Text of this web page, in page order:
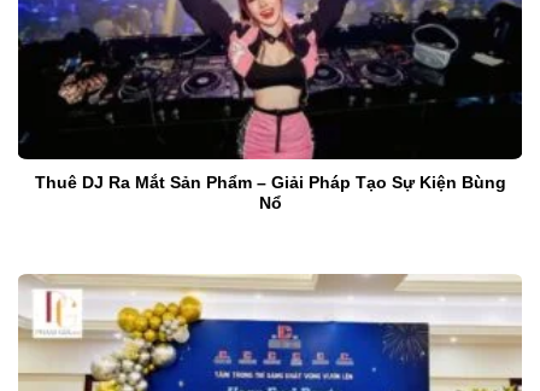
Thuê DJ Ra Mắt Sản Phẩm – Giải Pháp Tạo Sự Kiện Bùng
Nổ